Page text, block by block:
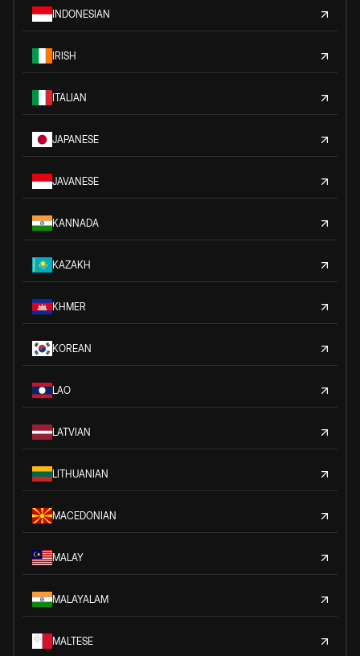
INDONESIAN
IRISH
ITALIAN
JAPANESE
JAVANESE
KANNADA
KAZAKH
KHMER
KOREAN
LAO
LATVIAN
LITHUANIAN
MACEDONIAN
MALAY
MALAYALAM
MALTESE